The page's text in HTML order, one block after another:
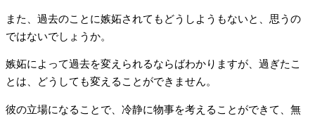
また、過去のことに嫉妬されてもどうしようもないと、思うの
ではないでしょうか。
嫉妬によって過去を変えられるならばわかりますが、過ぎたこ
とは、どうしても変えることができません。
彼の立場になることで、冷静に物事を考えることができて、無